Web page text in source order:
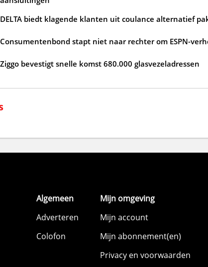
DELTA biedt klagende klanten uit coulance alternatief
Consumentenbond stapt niet naar rechter om ESPN-
Ziggo bevestigt snelle komst 680.000 glasvezeladressen
Algemeen
Adverteren
Colofon
Mijn omgeving
Mijn account
Mijn abonnement(en)
Privacy en voorwaarden